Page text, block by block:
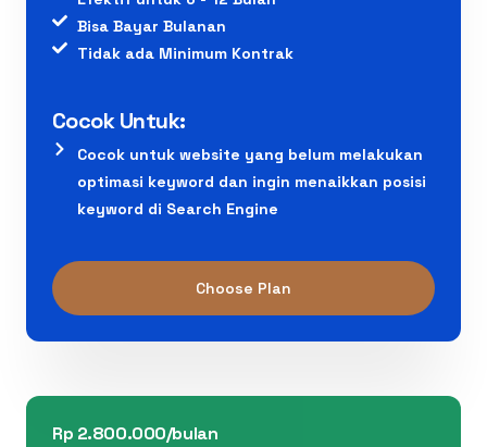
Bisa Bayar Bulanan
Tidak ada Minimum Kontrak
Cocok Untuk:
Cocok untuk website yang belum melakukan
optimasi keyword dan ingin menaikkan posisi
keyword di Search Engine
Choose Plan
Rp 2.800.000/bulan